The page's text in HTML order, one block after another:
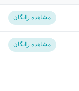
مشاهده رایگان
مشاهده رایگان